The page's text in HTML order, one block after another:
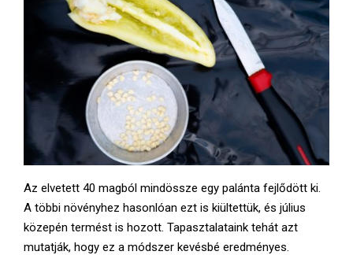
Az elvetett 40 magból mindössze egy palánta fejlődött ki.
A többi növényhez hasonlóan ezt is kiültettük, és július
közepén termést is hozott. Tapasztalataink tehát azt
mutatják, hogy ez a módszer kevésbé eredményes.